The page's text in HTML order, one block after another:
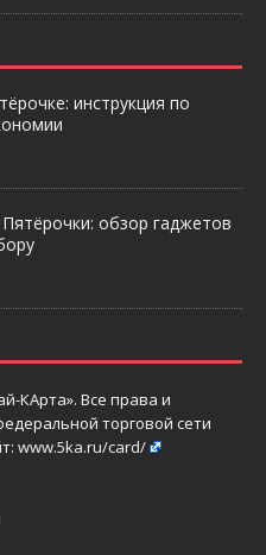
инструкция по
обзор гаджетов
КАрта». Все права и
торговой сети
www.5ka.ru/card/